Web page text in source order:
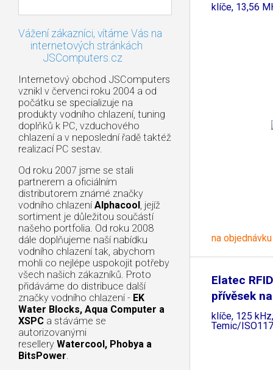
Vážení zákazníci, vítáme Vás na
internetových stránkách
JSComputers.cz
Internetový obchod JSComputers
vznikl v červenci roku 2004 a od
počátku se specializuje na
produkty vodního chlazení, tuning
doplňků k PC, vzduchového
chlazení a v neposlední řadě taktéž
realizací PC sestav.
Od roku 2007 jsme se stali
partnerem a oficiálním
distributorem známé značky
vodního chlazení Alphacool, jejíž
sortiment je důležitou součástí
našeho portfolia. Od roku 2008
dále doplňujeme naší nabídku
vodního chlazení tak, abychom
mohli co nejlépe uspokojit potřeby
všech našich zákazníků. Proto
přidáváme do distribuce další
značky vodního chlazení - EK
Water Blocks, Aqua Computer a
XSPC a stáváme se
autorizovanými
resellery Watercool, Phobya a
BitsPower.
klíče, 13,56
na objednávku
Elatec
přívěsek na
klíče, 125
Temic/